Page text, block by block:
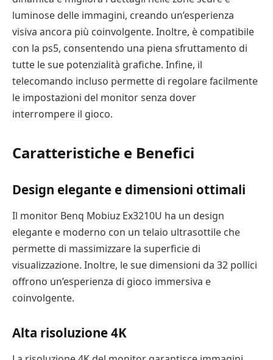
luminose delle immagini, creando un’esperienza
visiva ancora più coinvolgente. Inoltre, è compatibile
con la ps5, consentendo una piena sfruttamento di
tutte le sue potenzialità grafiche. Infine, il
telecomando incluso permette di regolare facilmente
le impostazioni del monitor senza dover
interrompere il gioco.
Caratteristiche e Benefici
Design elegante e dimensioni ottimali
Il monitor Benq Mobiuz Ex3210U ha un design
elegante e moderno con un telaio ultrasottile che
permette di massimizzare la superficie di
visualizzazione. Inoltre, le sue dimensioni da 32 pollici
offrono un’esperienza di gioco immersiva e
coinvolgente.
Alta risoluzione 4K